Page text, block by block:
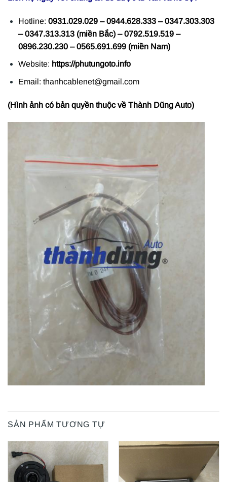
Hotline: 0931.029.029 – 0944.628.333 – 0347.303.303
– 0347.313.313 (miền Bắc) – 0792.519.519 –
0896.230.230 – 0565.691.699 (miền Nam)
Website: https://phutungoto.info
Email: thanhcablenet@gmail.com
(Hình ảnh có bản quyền thuộc về Thành Dũng Auto)
SẢN PHẨM TƯƠNG TỰ